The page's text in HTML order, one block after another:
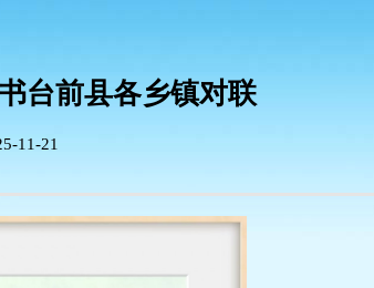
台前县各乡镇对联
11-21